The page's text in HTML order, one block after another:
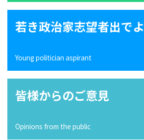
若き政治家志望者出でよ
Young politician aspirant
皆様からのご意見
Opinions from the public